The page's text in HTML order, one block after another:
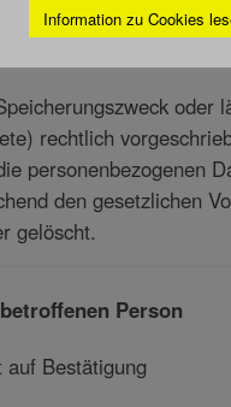
Richtlinien, einen
oder
rechtlich
personenbezogenen
den gesetzlichen
gelöscht.
Person
Bestätigung
Information zu Cookies